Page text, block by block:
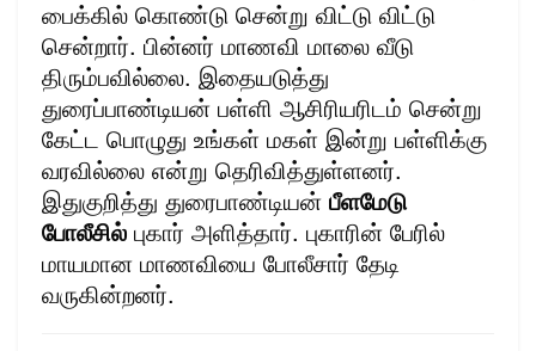
பைக்கில் கொண்டு சென்று விட்டு விட்டு
சென்றார். பின்னர் மாணவி மாலை வீடு
திரும்பவில்லை. இதையடுத்து
துரைப்பாண்டியன் பள்ளி ஆசிரியரிடம் சென்று
கேட்ட பொழுது உங்கள் மகள் இன்று பள்ளிக்கு
வரவில்லை என்று தெரிவித்துள்ளனர்.
இதுகுறித்து துரைபாண்டியன் பீளமேடு
போலீசில் புகார் அளித்தார். புகாரின் பேரில்
மாயமான மாணவியை போலீசார் தேடி
வருகின்றனர்.